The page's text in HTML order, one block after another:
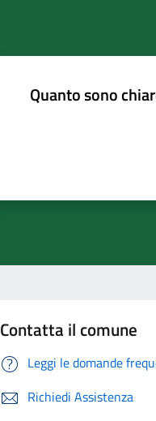
Quanto sono
Contatta il comune
Leggi le domande
Richiedi Assistenza